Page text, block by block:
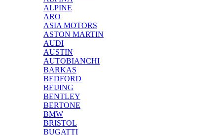
ALPINE
ARO
ASIA MOTORS
ASTON MARTIN
AUDI
AUSTIN
AUTOBIANCHI
BARKAS
BEDFORD
BEIJING
BENTLEY
BERTONE
BMW
BRISTOL
BUGATTI